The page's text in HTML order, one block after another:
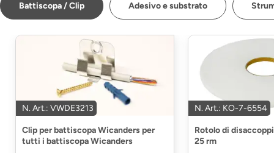
Battiscopa / Clip Adesivo e substrato
N. Art.: VWDE3213
Clip per battiscopa Wicanders per
tutti i battiscopa Wicanders
N. Art.: KO-7-6554
Rotolo di
25 rm